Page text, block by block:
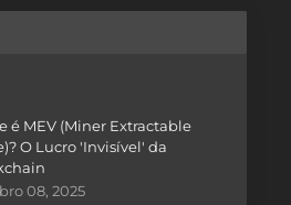
é MEV (Miner Extractable
O Lucro 'Invisível' da
08, 2025